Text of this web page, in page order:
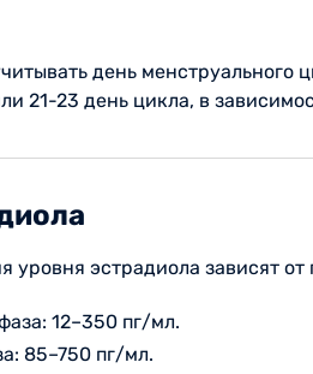
день менструального
21-23 день цикла, в
уровня эстрадиола зависят
12–350 пг/мл.
85–750 пг/мл.